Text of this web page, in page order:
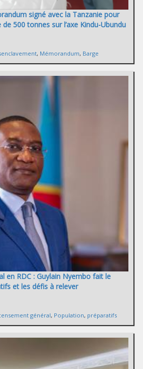
signé avec la Tanzanie pour
500 tonnes sur l’axe Kindu-Ubundu
, Mémorandum, Barge
en RDC : Guylain Nyembo fait le
et les défis à relever
général, Population, préparatifs